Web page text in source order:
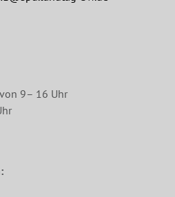
9– 16 Uhr